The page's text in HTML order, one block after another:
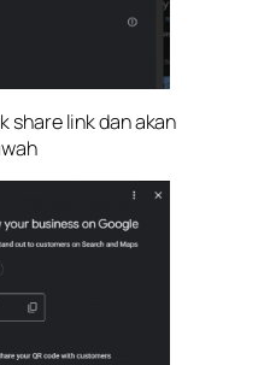
share link dan akan